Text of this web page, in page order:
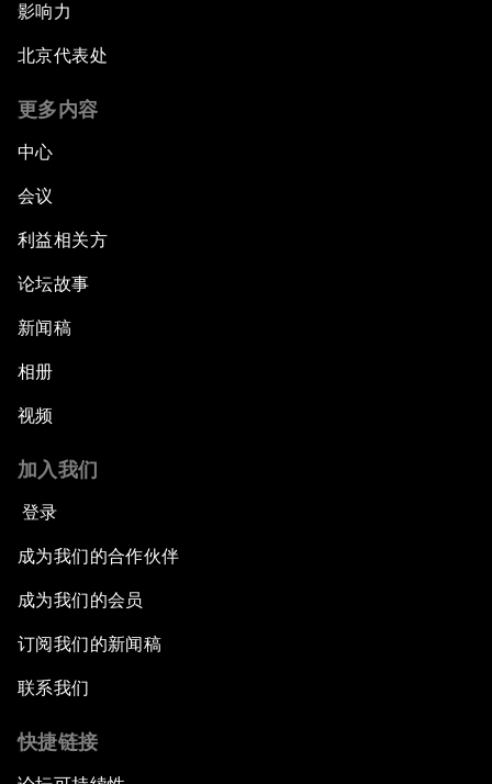
影响力
北京代表处
更多内容
中心
会议
利益相关方
论坛故事
新闻稿
相册
视频
加入我们
登录
成为我们的合作伙伴
成为我们的会员
订阅我们的新闻稿
联系我们
快捷链接